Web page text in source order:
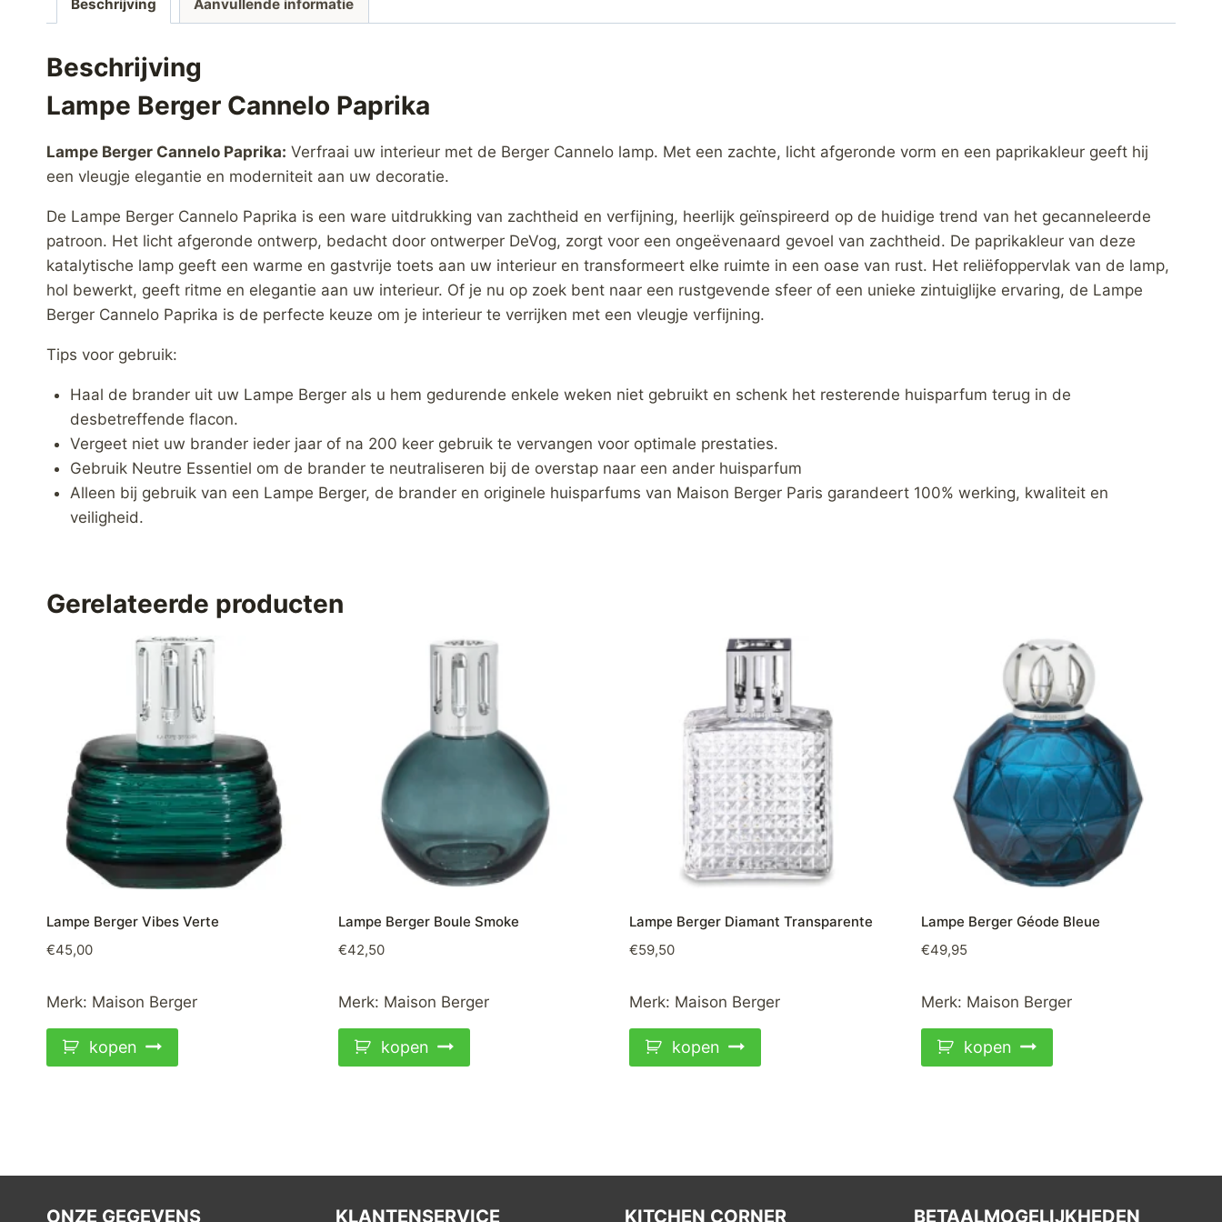
Beschrijving Aanvullende informatie
Beschrijving
Lampe Berger Cannelo Paprika
Lampe Berger Cannelo Paprika: Verfraai uw interieur met de Berger Cannelo lamp. Met een zachte, licht afgeronde vorm en een paprikakleur geeft hij
een vleugje elegantie en moderniteit aan uw decoratie.
De Lampe Berger Cannelo Paprika is een ware uitdrukking van zachtheid en verfijning, heerlijk geïnspireerd op de huidige trend van het gecanneleerde
patroon. Het licht afgeronde ontwerp, bedacht door ontwerper DeVog, zorgt voor een ongeëvenaard gevoel van zachtheid. De paprikakleur van deze
katalytische lamp geeft een warme en gastvrije toets aan uw interieur en transformeert elke ruimte in een oase van rust. Het reliëfoppervlak van de lamp,
hol bewerkt, geeft ritme en elegantie aan uw interieur. Of je nu op zoek bent naar een rustgevende sfeer of een unieke zintuiglijke ervaring, de Lampe
Berger Cannelo Paprika is de perfecte keuze om je interieur te verrijken met een vleugje verfijning.
Tips voor gebruik:
Haal de brander uit uw Lampe Berger als u hem gedurende enkele weken niet gebruikt en schenk het resterende huisparfum terug in de
desbetreffende flacon.
Vergeet niet uw brander ieder jaar of na 200 keer gebruik te vervangen voor optimale prestaties.
Gebruik Neutre Essentiel om de brander te neutraliseren bij de overstap naar een ander huisparfum
Alleen bij gebruik van een Lampe Berger, de brander en originele huisparfums van Maison Berger Paris garandeert 100% werking, kwaliteit en
veiligheid.
Gerelateerde producten
Lampe Berger Vibes Verte
€45,00
Merk: Maison Berger
kopen
Lampe Berger Boule Smoke
€42,50
Merk: Maison Berger
kopen
Lampe Berger Diamant Transparente
€59,50
Merk: Maison Berger
kopen
Lampe Berger Géode Bleue
€49,95
Merk: Maison Berger
kopen
ONZE GEGEVENS KLANTENSERVICE KITCHEN CORNER BETAALMOGELIJKHEDEN